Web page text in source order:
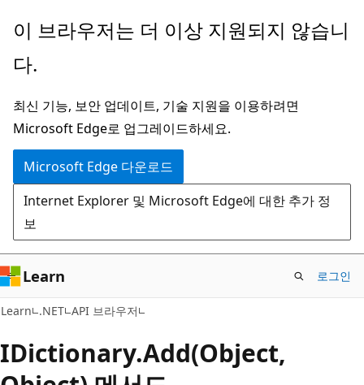
주
콘
츠
로
건
너
뛰
기
페
지
탐
색
으
로
건
너
뛰
기
이 브라우저는 더 이상 지원되지 않습니
다.
최신 기능, 보안 업데이트, 기술 지원을 이용하려면
Microsoft Edge로 업그레이드하세요.
Microsoft Edge 다운로드
Internet Explorer 및 Microsoft Edge에 대한 추가 정
보
Learn 로그인
Learn .NET API 브라우저
IDictionary.Add(Object,